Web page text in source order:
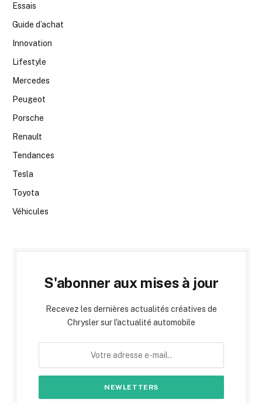
Essais
Guide d’achat
Innovation
Lifestyle
Mercedes
Peugeot
Porsche
Renault
Tendances
Tesla
Toyota
Véhicules
S'abonner aux mises à jour
Recevez les dernières actualités créatives de
Chrysler sur l'actualité automobile